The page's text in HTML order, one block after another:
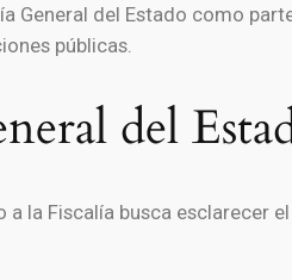
del Estado como
públicas.
del
la Fiscalía busca esclarecer